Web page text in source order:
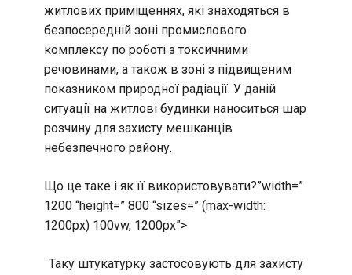
житлових приміщеннях, які знаходяться в
безпосередній зоні промислового
комплексу по роботі з токсичними
речовинами, а також в зоні з підвищеним
показником природної радіації. У даній
ситуації на житлові будинки наноситься шар
розчину для захисту мешканців
небезпечного району.
Що це таке і як її використовувати?”width=”
1200 “height=” 800 “sizes=” (max-width:
1200px) 100vw, 1200px”>
Таку штукатурку застосовують для захисту